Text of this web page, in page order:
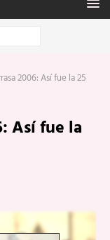
2006: Así fue la 25
Así fue la